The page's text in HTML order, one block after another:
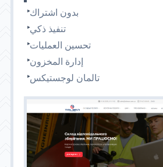
بدون اشتراك
تنفيذ ذكي
تحسين العمليات
إدارة المخزون
تالمان لوجستيكس